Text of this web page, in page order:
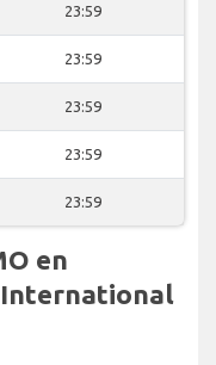
23:59
23:59
23:59
23:59
23:59
en